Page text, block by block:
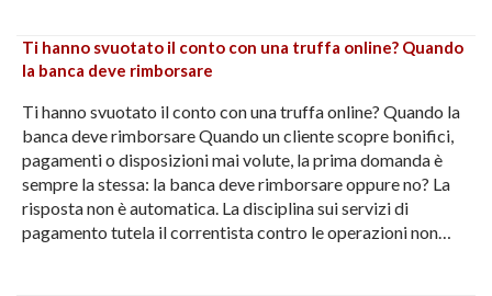
Ti hanno svuotato il conto con una truffa online? Quando
la banca deve rimborsare
Ti hanno svuotato il conto con una truffa online? Quando la
banca deve rimborsare Quando un cliente scopre bonifici,
pagamenti o disposizioni mai volute, la prima domanda è
sempre la stessa: la banca deve rimborsare oppure no? La
risposta non è automatica. La disciplina sui servizi di
pagamento tutela il correntista contro le operazioni non…